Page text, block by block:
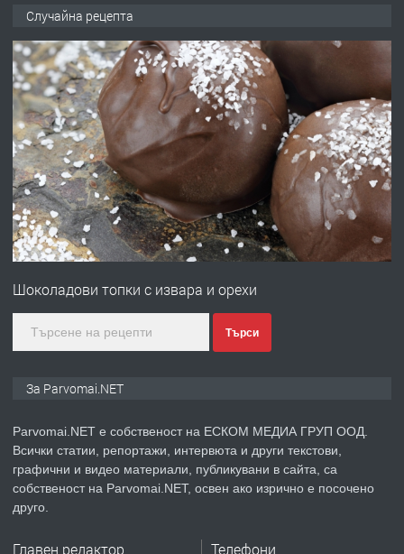
преди 1 година
ПРЕДЛАГА Работа за общи работници
преди 1 година
ПРЕДЛАГА
Първи поход "По стъпките на Ангел
преди 1 година
ПРЕДЛАГА Уроци по Математика
Случайна рецепта
Шоколадови топки с извара и орехи
Търси
За Parvomai.NET
Parvomai.NET е собственост на ЕСКОМ МЕДИА ГРУП ООД.
Всички статии, репортажи, интервюта и други текстови,
графични и видео материали, публикувани в сайта, са
собственост на Parvomai.NET, освен ако изрично е посочено
друго.
Главен редактор Телефони